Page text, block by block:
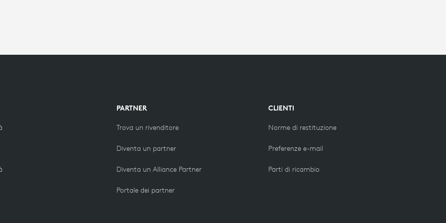
PARTNER
Trova un rivenditore
Diventa un partner
Diventa un Alliance Partner
Portale dei partner
CLIENTI
Norme di restituzione
Preferenze e-mail
Parti di ricambio